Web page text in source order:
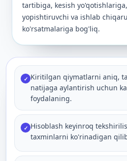
tartibiga, kesish
yopishtiruvchi va ishlab
ko'rsatmalariga bog'liq.
✓ Kiritilgan qiymatlarni aniq,
natijaga aylantirish uchun
foydalaning.
✓ Hisoblash keyinroq
taxminlarni ko'rinadigan